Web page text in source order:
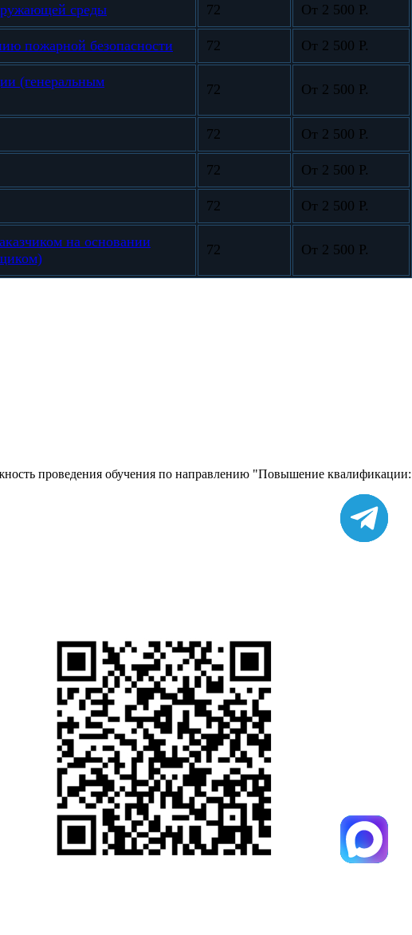
среды 72 От 2 500 Р.
пожарной безопасности 72 От 2 500 Р.
(генеральным
72 От 2 500 Р.
72 От 2 500 Р.
72 От 2 500 Р.
72 От 2 500 Р.
на основании
72 От 2 500 Р.
проведения обучения по направлению "Повышение квалификации: